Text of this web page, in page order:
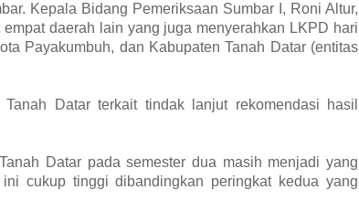
Kepala Bidang Pemeriksaan Sumbar I, Roni Altur,
daerah lain yang juga menyerahkan LKPD hari
Payakumbuh, dan Kabupaten Tanah Datar (entitas
Datar terkait tindak lanjut rekomendasi hasil
Datar pada semester dua masih menjadi yang
cukup tinggi dibandingkan peringkat kedua yang